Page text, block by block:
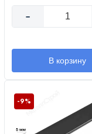
-
В корзину
-9%